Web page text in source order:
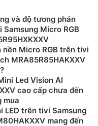
và độ tương phản
Micro RGB
nền Micro RGB trên tivi
MRA85R85HAKXXV
Led Vision AI
cao cấp chưa đến
mua
LED trên tivi Samsung
mang đến